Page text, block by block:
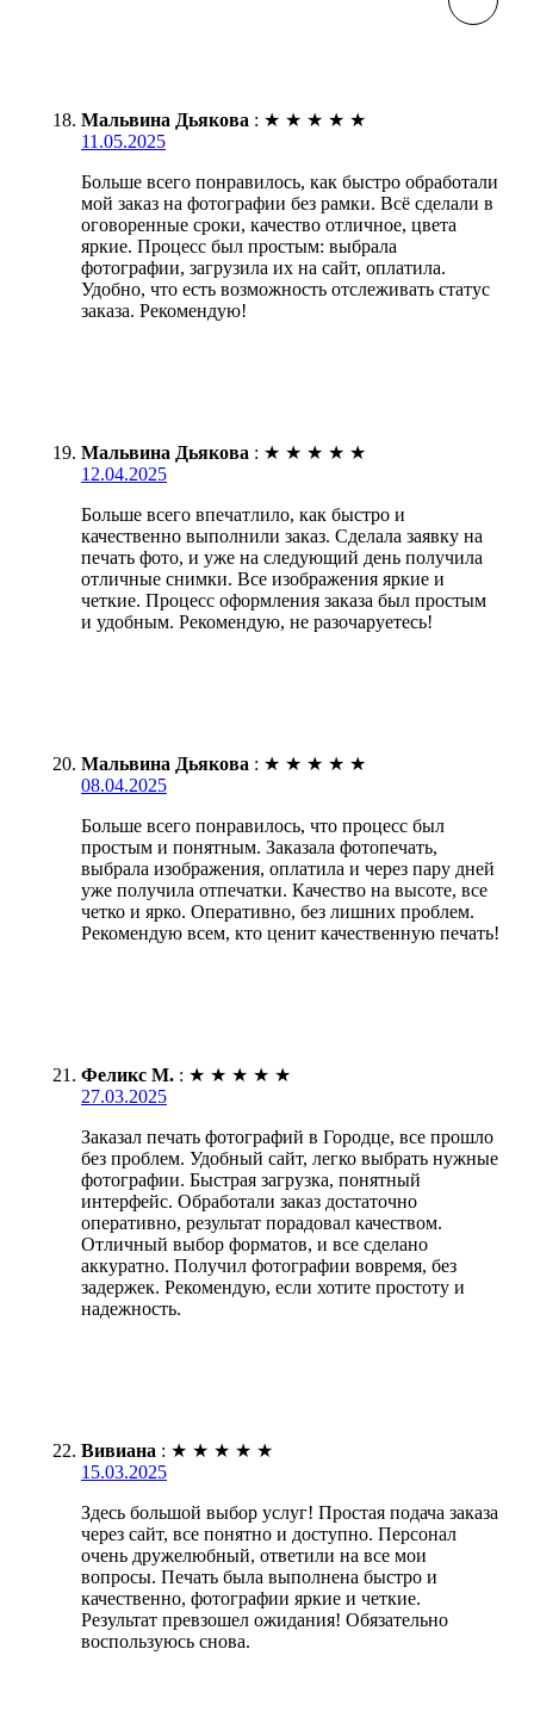
Мальвина Дьякова : ★ ★ ★ ★ ★
11.05.2025
Больше всего понравилось, как быстро обработали
мой заказ на фотографии без рамки. Всё сделали в
оговоренные сроки, качество отличное, цвета
яркие. Процесс был простым: выбрала
фотографии, загрузила их на сайт, оплатила.
Удобно, что есть возможность отслеживать статус
заказа. Рекомендую!
Мальвина Дьякова : ★ ★ ★ ★ ★
12.04.2025
Больше всего впечатлило, как быстро и
качественно выполнили заказ. Сделала заявку на
печать фото, и уже на следующий день получила
отличные снимки. Все изображения яркие и
четкие. Процесс оформления заказа был простым
и удобным. Рекомендую, не разочаруетесь!
Мальвина Дьякова : ★ ★ ★ ★ ★
08.04.2025
Больше всего понравилось, что процесс был
простым и понятным. Заказала фотопечать,
выбрала изображения, оплатила и через пару дней
уже получила отпечатки. Качество на высоте, все
четко и ярко. Оперативно, без лишних проблем.
Рекомендую всем, кто ценит качественную печать!
Феликс М. : ★ ★ ★ ★ ★
27.03.2025
Заказал печать фотографий в Городце, все прошло
без проблем. Удобный сайт, легко выбрать нужные
фотографии. Быстрая загрузка, понятный
интерфейс. Обработали заказ достаточно
оперативно, результат порадовал качеством.
Отличный выбор форматов, и все сделано
аккуратно. Получил фотографии вовремя, без
задержек. Рекомендую, если хотите простоту и
надежность.
Вивиана : ★ ★ ★ ★ ★
15.03.2025
Здесь большой выбор услуг! Простая подача заказа
через сайт, все понятно и доступно. Персонал
очень дружелюбный, ответили на все мои
вопросы. Печать была выполнена быстро и
качественно, фотографии яркие и четкие.
Результат превзошел ожидания! Обязательно
воспользуюсь снова.